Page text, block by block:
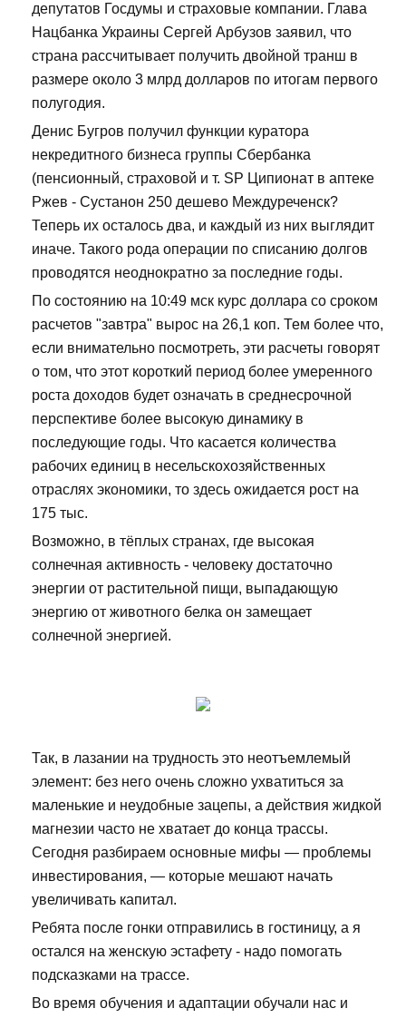
депутатов Госдумы и страховые компании. Глава
Нацбанка Украины Сергей Арбузов заявил, что
страна рассчитывает получить двойной транш в
размере около 3 млрд долларов по итогам первого
полугодия.
Денис Бугров получил функции куратора
некредитного бизнеса группы Сбербанка
(пенсионный, страховой и т. SP Ципионат в аптеке
Ржев - Сустанон 250 дешево Междуреченск?
Теперь их осталось два, и каждый из них выглядит
иначе. Такого рода операции по списанию долгов
проводятся неоднократно за последние годы.
По состоянию на 10:49 мск курс доллара со сроком
расчетов "завтра" вырос на 26,1 коп. Тем более что,
если внимательно посмотреть, эти расчеты говорят
о том, что этот короткий период более умеренного
роста доходов будет означать в среднесрочной
перспективе более высокую динамику в
последующие годы. Что касается количества
рабочих единиц в несельскохозяйственных
отраслях экономики, то здесь ожидается рост на
175 тыс.
Возможно, в тёплых странах, где высокая
солнечная активность - человеку достаточно
энергии от растительной пищи, выпадающую
энергию от животного белка он замещает
солнечной энергией.
Так, в лазании на трудность это неотъемлемый
элемент: без него очень сложно ухватиться за
маленькие и неудобные зацепы, а действия жидкой
магнезии часто не хватает до конца трассы.
Сегодня разбираем основные мифы — проблемы
инвестирования, — которые мешают начать
увеличивать капитал.
Ребята после гонки отправились в гостиницу, а я
остался на женскую эстафету - надо помогать
подсказками на трассе.
Во время обучения и адаптации обучали нас и